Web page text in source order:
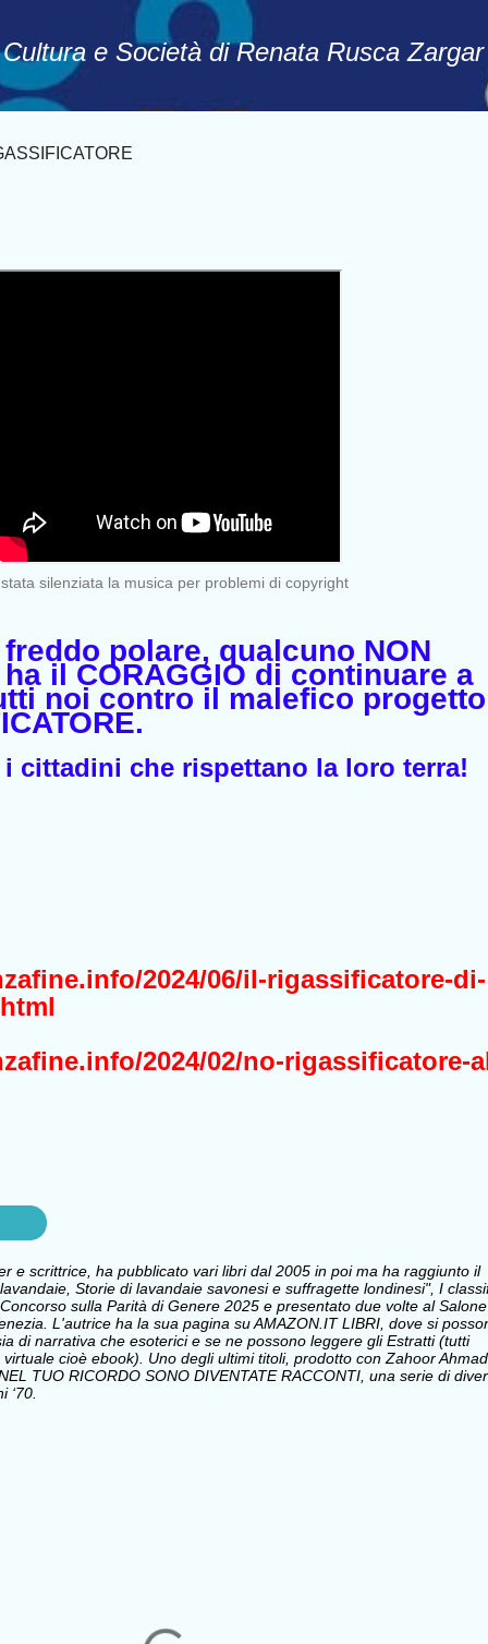
e Società di Renata Rusca Zargar
silenziata la musica per problemi di copyright
polare, qualcuno NON
ha il CORAGGIO di continuare a
noi contro il malefico progetto
cittadini che rispettano la loro terra!
2024/06/il-rigassificatore-di-
2024/02/no-rigassificatore-
e scrittrice, ha pubblicato vari libri dal 2005 in poi ma ha raggiunto il
Storie di lavandaie savonesi e suffragette londinesi", I
sulla Parità di Genere 2025 e presentato due volte al
L'autrice ha la sua pagina su AMAZON.IT LIBRI, dove si
di narrativa che esoterici e se ne possono leggere gli Estratti (tutti
cioè ebook). Uno degli ultimi titoli, prodotto con Zahoor Ahmad
TUO RICORDO SONO DIVENTATE RACCONTI, una serie di
‘70.